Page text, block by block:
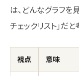
は、どんなグラフを
チェックリスト」だと
視点 意味